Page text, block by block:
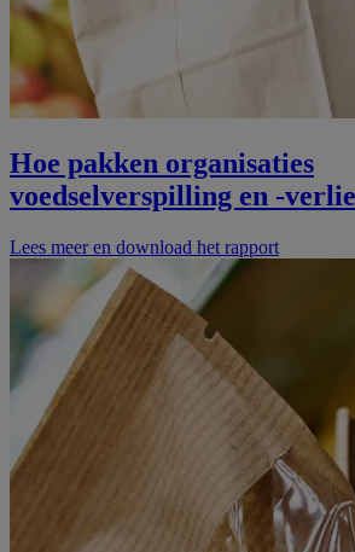
Hoe pakken organisaties
voedselverspilling en -
Lees meer en download het rapport